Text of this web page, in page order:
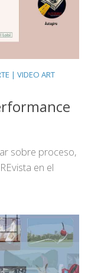
| VIDEO ART
sobre proceso,
en el